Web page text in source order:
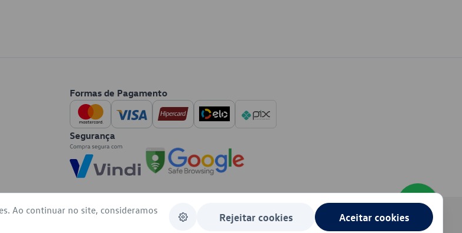
Formas de Pagamento
Segurança
Ao continuar no site, consideramos
Rejeitar cookies Aceitar cookies